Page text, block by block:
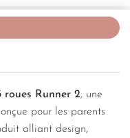
roues Runner 2, une
pour les parents
alliant design,